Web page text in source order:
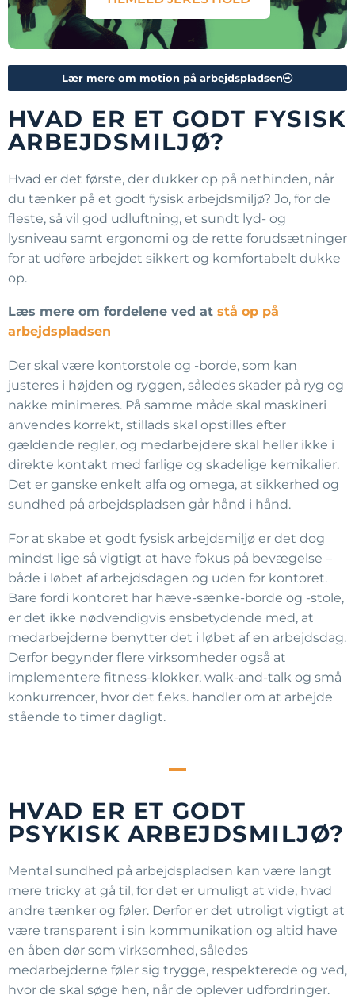
Lær mere om motion på arbejdspladsen
HVAD ER ET GODT FYSISK
ARBEJDSMILJØ?
Hvad er det første, der dukker op på nethinden, når
du tænker på et godt fysisk arbejdsmiljø? Jo, for de
fleste, så vil god udluftning, et sundt lyd- og
lysniveau samt ergonomi og de rette forudsætninger
for at udføre arbejdet sikkert og komfortabelt dukke
op.
Læs mere om fordelene ved at stå op på
arbejdspladsen
Der skal være kontorstole og -borde, som kan
justeres i højden og ryggen, således skader på ryg og
nakke minimeres. På samme måde skal maskineri
anvendes korrekt, stillads skal opstilles efter
gældende regler, og medarbejdere skal heller ikke i
direkte kontakt med farlige og skadelige kemikalier.
Det er ganske enkelt alfa og omega, at sikkerhed og
sundhed på arbejdspladsen går hånd i hånd.
For at skabe et godt fysisk arbejdsmiljø er det dog
mindst lige så vigtigt at have fokus på bevægelse –
både i løbet af arbejdsdagen og uden for kontoret.
Bare fordi kontoret har hæve-sænke-borde og -stole,
er det ikke nødvendigvis ensbetydende med, at
medarbejderne benytter det i løbet af en arbejdsdag.
Derfor begynder flere virksomheder også at
implementere fitness-klokker, walk-and-talk og små
konkurrencer, hvor det f.eks. handler om at arbejde
stående to timer dagligt.
HVAD ER ET GODT
PSYKISK ARBEJDSMILJØ?
Mental sundhed på arbejdspladsen kan være langt
mere tricky at gå til, for det er umuligt at vide, hvad
andre tænker og føler. Derfor er det utroligt vigtigt at
være transparent i sin kommunikation og altid have
en åben dør som virksomhed, således
medarbejderne føler sig trygge, respekterede og ved,
hvor de skal søge hen, når de oplever udfordringer.